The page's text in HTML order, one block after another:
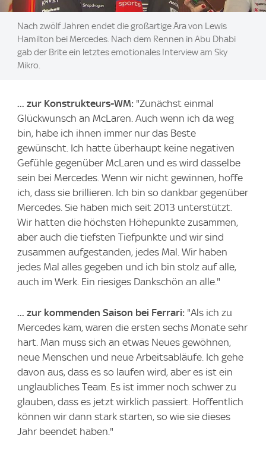
Nach zwölf Jahren endet die großartige Ära von Lewis
Hamilton bei Mercedes. Nach dem Rennen in Abu Dhabi
gab der Brite ein letztes emotionales Interview am Sky
Mikro.
... zur Konstrukteurs-WM: "Zunächst einmal
Glückwunsch an McLaren. Auch wenn ich da weg
bin, habe ich ihnen immer nur das Beste
gewünscht. Ich hatte überhaupt keine negativen
Gefühle gegenüber McLaren und es wird dasselbe
sein bei Mercedes. Wenn wir nicht gewinnen, hoffe
ich, dass sie brillieren. Ich bin so dankbar gegenüber
Mercedes. Sie haben mich seit 2013 unterstützt.
Wir hatten die höchsten Höhepunkte zusammen,
aber auch die tiefsten Tiefpunkte und wir sind
zusammen aufgestanden, jedes Mal. Wir haben
jedes Mal alles gegeben und ich bin stolz auf alle,
auch im Werk. Ein riesiges Dankschön an alle."
... zur kommenden Saison bei Ferrari: "Als ich zu
Mercedes kam, waren die ersten sechs Monate sehr
hart. Man muss sich an etwas Neues gewöhnen,
neue Menschen und neue Arbeitsabläufe. Ich gehe
davon aus, dass es so laufen wird, aber es ist ein
unglaubliches Team. Es ist immer noch schwer zu
glauben, dass es jetzt wirklich passiert. Hoffentlich
können wir dann stark starten, so wie sie dieses
Jahr beendet haben."